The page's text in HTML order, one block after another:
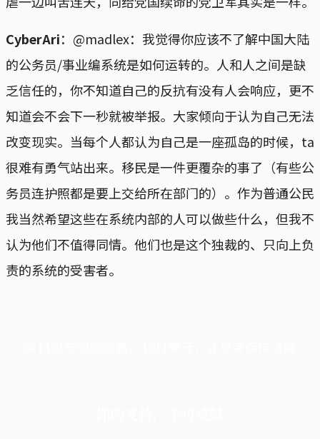
CyberAri：@madlex：我觉得你应该不了解中国大陆
的公务员/事业编系统是如何运转的。人和人之间是缺
乏信任的，你不知道自己的反抗有没有人会响应，更不
知道会不会下一秒就被举报。大家倾向于认为自己无法
改变现实。当每个人都认为自己是一座孤岛的时候，ta
很难有勇气站出来。移民是一件更覆杂的事了（有些公
务员连护照都是要上交给所在部门的）。作为普通公民
我当然希望这些在系统内部的人可以做些什么，但我不
认为他们不值得同情。他们也是这个独裁的、只向上负
责的系统的受害者。